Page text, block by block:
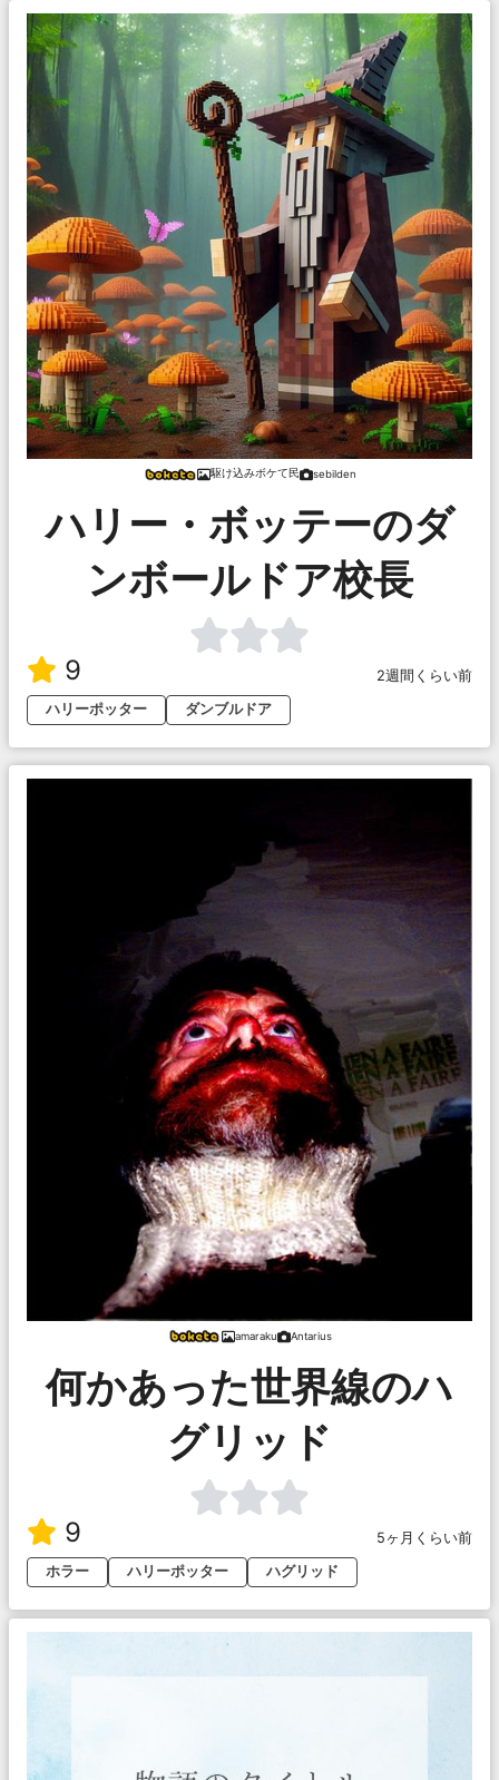
駆け込みボケて民 sebilden
ハリー・ボッテーのダ
ンボールドア校長
9
2週間くらい前
ハリーポッター
ダンブルドア
amaraku Antarius
何かあった世界線のハ
グリッド
9
5ヶ月くらい前
ホラー
ハリーポッター ハグリッド